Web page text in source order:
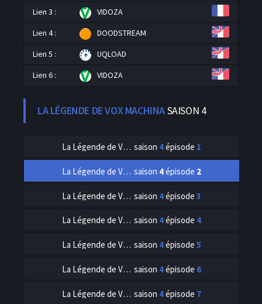
Lien 3 :
VIDOZA
Lien 4 :
DOODSTREAM
Lien 5 :
UQLOAD
Lien 6 :
VIDOZA
LA LÉGENDE DE VOX MACHINASAISON 4
La Légende de Vox Machina saison 4épisode 1
La Légende de Vox Machina saison 4épisode 2
La Légende de Vox Machina saison 4épisode 3
La Légende de Vox Machina saison 4épisode 4
La Légende de Vox Machina saison 4épisode 5
La Légende de Vox Machina saison 4épisode 6
La Légende de Vox Machina saison 4épisode 7